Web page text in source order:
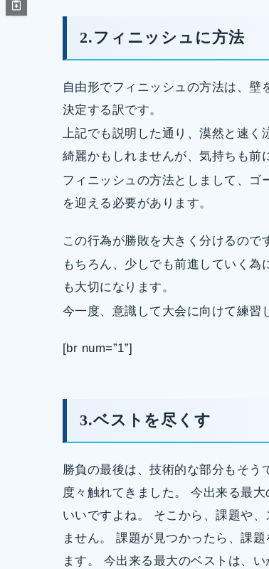
2.フィニッシュに方法
自由形でフィニッシュの方法は、
決定する訳です。
上記でも説明した通り、漠然と速く
綺麗かもしれませんが、気持ちも前
フィニッシュの方法としまして、ゴ
を迎える必要があります。
この行為が勝敗を大きく分けるので
もちろん、少しでも前進していく為
も大切になります。
今一度、意識して大会に向けて練習
[br num=”1”]
3.ベストを尽くす
勝負の最後は、技術的な部分もそう
度々触れてきました。 今出来る最
いいですよね。 そこから、課題や
ません。 課題が見つかったら、課
ます。 今出来る最大のベストは、